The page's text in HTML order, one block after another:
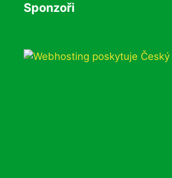
Sponzoři